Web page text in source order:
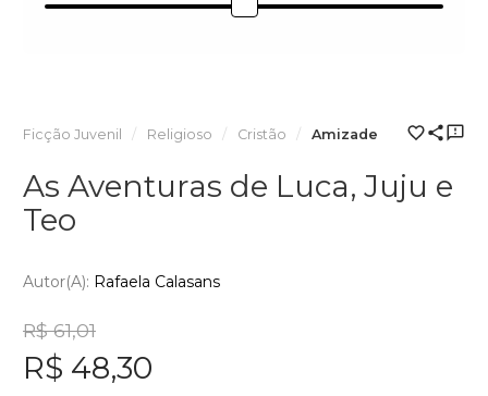
Ficção Juvenil Religioso Cristão Amizade
As Aventuras de Luca, Juju e
Teo
Autor(a): Rafaela Calasans
R$ 61,01
R$ 48,30